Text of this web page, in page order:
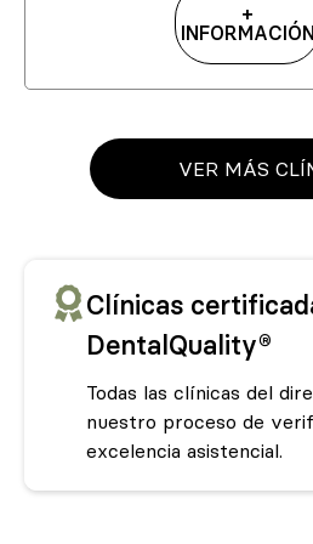
+
INFORMACIÓN
VER MÁS
Clínicas
DentalQuality®
Todas las clínicas del
nuestro proceso de
excelencia asistencial.